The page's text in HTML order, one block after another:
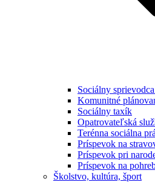
Sociálny sprievodca
Komunitné
Sociálny taxík
Opatrovateľská
Terénna sociálna
Príspevok na
Príspevok pri
Príspevok na
Školstvo, kultúra, šport